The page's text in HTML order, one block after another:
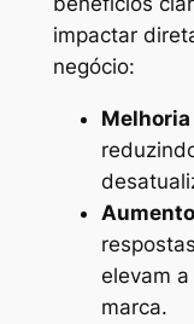
impactar
negócio:
elevam
marca.